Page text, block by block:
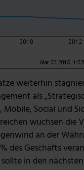
weiterhin
als
Social und
wuchsen die
an der
des Geschäfts
in den